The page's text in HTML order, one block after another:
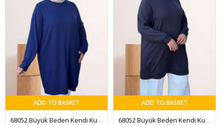
ADD TO BASKET
68052 Büyük Beden Kendi Kumaşından Ribanalı Modal Tunik - İndigo
ADD TO BASKET
68052 Büyük Beden Kendi Kumaşından Ribanalı Modal Tunik - Antrasit